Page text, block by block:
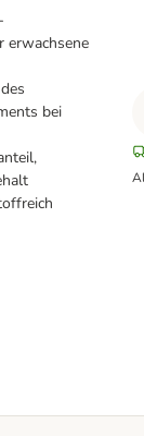
erwachsene
bei